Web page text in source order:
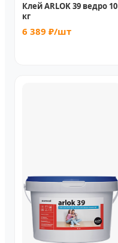
Клей ARLOK 39 ведро 10
кг
6 389 ₽/шт